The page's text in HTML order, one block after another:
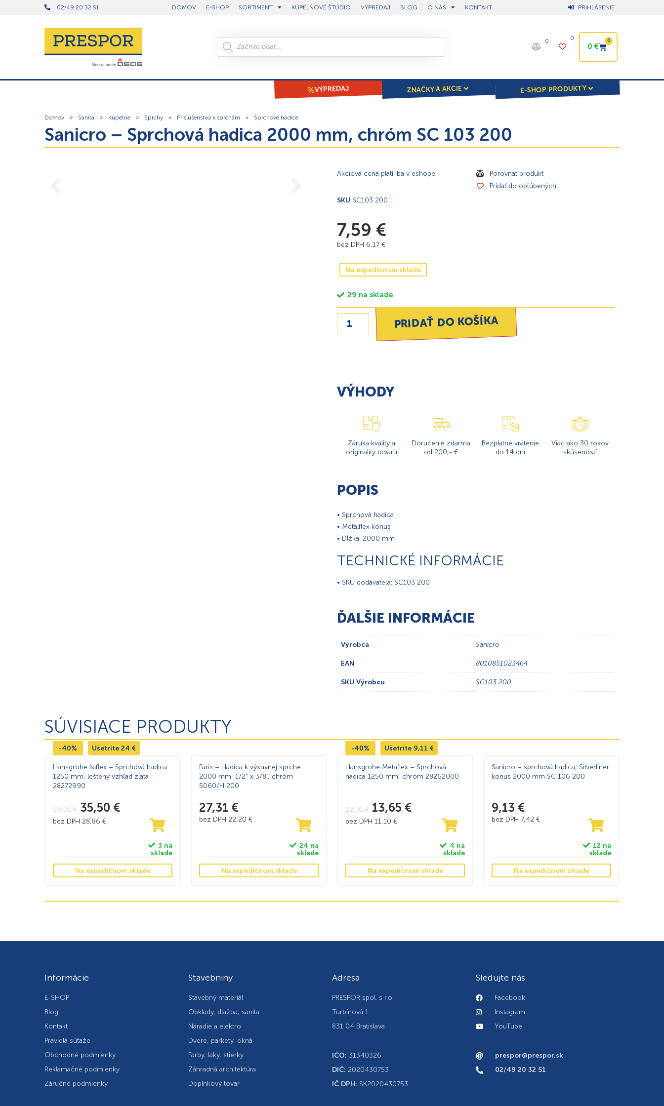
02/49 20 32 51 DOMOV E-SHOP SORTIMENT KÚPEĽŇOVÉ ŠTÚDIO VÝPREDAJ BLOG O NÁS KONTAKT PRIHLÁSENIE
0 0
0€
0
VÝPREDAJ ZNAČKY A AKCIE E-SHOP PRODUKTY
Domov » Sanita » Kúpeľne » Sprchy » Príslušenstvo k sprchám » Sprchové hadice
Sanicro – Sprchová hadica 2000 mm, chróm SC 103 200
Akciová cena platí iba v eshope!
SKU SC103 200
Porovnať produkt
Pridať do obľúbených
7,59 €
bez DPH 6,17 €
Na expedičnom sklade
29 na sklade
PRIDAŤ DO KOŠÍKA
VÝHODY
Záruka kvality a
originality tovaru
Doručenie zdarma
od 200,- €
Bezplatné vrátenie
do 14 dní
Viac ako 30 rokov
skúseností
POPIS
• Sprchová hadica
• Metalflex kónus
• Dĺžka: 2000 mm
TECHNICKÉ INFORMÁCIE
• SKU dodávateľa: SC103 200
ĎALŠIE INFORMÁCIE
Výrobca Sanicro
EAN 8010851023464
SKU Výrobcu SC103 200
SÚVISIACE PRODUKTY
-40% Ušetríte 24 €
Hansgrohe Isiflex – Sprchová hadica
1250 mm, leštený vzhľad zlata
28272990
59,16€ 35,50 €
bez DPH 28,86 €
3 na
sklade
Na expedičnom sklade
Faris – Hadica k výsuvnej sprche
2000 mm, 1/2“ x 3/8“, chróm
5060/H 200
27,31 €
bez DPH 22,20 €
24 na
sklade
Na expedičnom sklade
-40% Ušetríte 9,11 €
Hansgrohe Metaflex – Sprchová
hadica 1250 mm, chróm 28262000
22,76€ 13,65 €
bez DPH 11,10 €
4 na
sklade
Na expedičnom sklade
Sanicro – sprchová hadica, Silverliner
konus 2000 mm SC 106 200
9,13 €
bez DPH 7,42 €
12 na
sklade
Na expedičnom sklade
Informácie
E-SHOP
Blog
Kontakt
Pravidlá súťaže
Obchodné podmienky
Reklamačné podmienky
Záručné podmienky
Stavebniny
Stavebný materiál
Obklady, dlažba, sanita
Náradie a elektro
Dvere, parkety, okná
Farby, laky, stierky
Záhradná architektúra
Doplnkový tovar
Adresa
PRESPOR spol. s r.o.
Turbínová 1
831 04 Bratislava
IČO: 31340326
DIČ: 2020430753
IČ DPH: SK2020430753
Sledujte nás
Facebook
Instagram
YouTube
prespor@prespor.sk
02/49 20 32 51